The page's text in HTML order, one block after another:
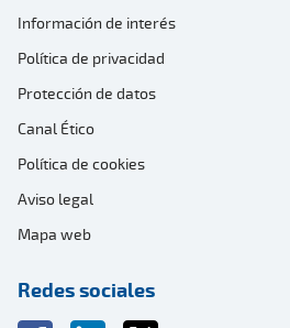
Información de interés
Política de privacidad
Protección de datos
Canal Ético
Política de cookies
Aviso legal
Mapa web
Redes sociales